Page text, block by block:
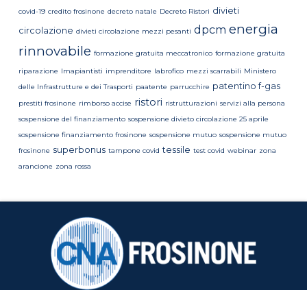
covid-19 credito frosinone decreto natale Decreto Ristori divieti
circolazione divieti circolazione mezzi pesanti dpcm energia
rinnovabile formazione gratuita meccatronico formazione gratuita
riparazione Imapiantisti imprenditore labrofico mezzi scarrabili Ministero
delle Infrastrutture e dei Trasporti paatente parrucchire patentino f-gas
prestiti frosinone rimborso accise ristori ristrutturazioni servizi alla persona
sospensione del finanziamento sospensione divieto circolazione 25 aprile
sospensione finanziamento frosinone sospensione mutuo sospensione mutuo
frosinone superbonus tampone covid tessile test covid webinar zona
arancione zona rossa